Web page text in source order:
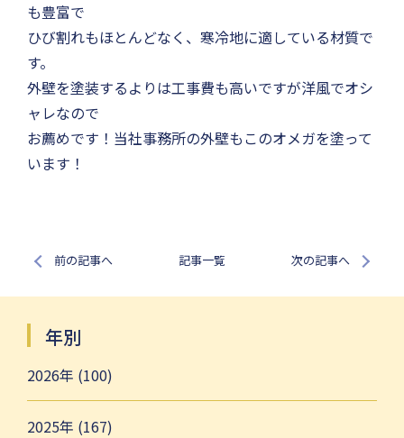
も豊富で
ひび割れもほとんどなく、寒冷地に適している材質で
す。
外壁を塗装するよりは工事費も高いですが洋風でオシ
ャレなので
お薦めです！当社事務所の外壁もこのオメガを塗って
います！
前の記事へ 記事一覧 次の記事へ
年別
2026年 (100)
2025年 (167)